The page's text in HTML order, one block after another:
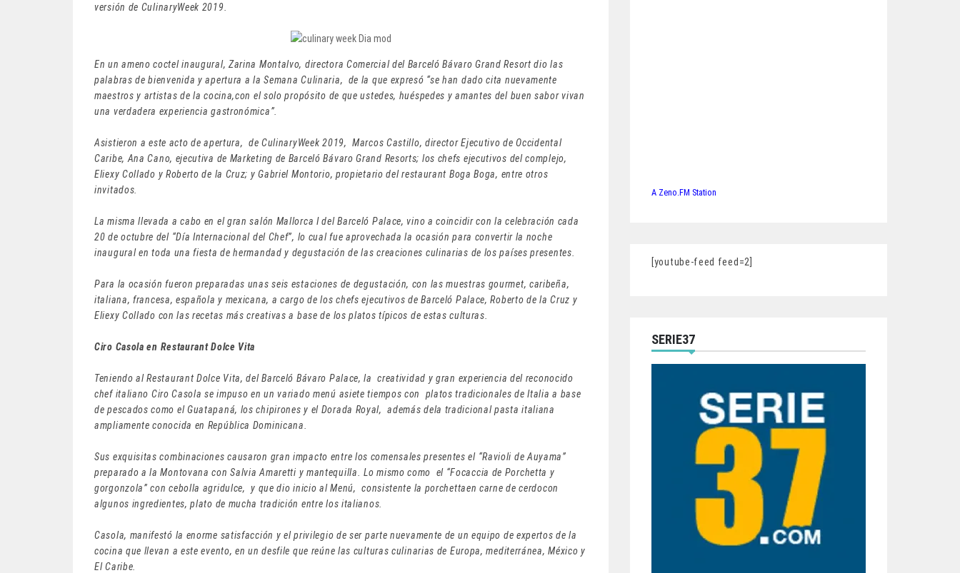
versión de CulinaryWeek 2019.
En un ameno coctel inaugural, Zarina Montalvo, directora Comercial del Barceló Bávaro Grand Resort dio las
palabras de bienvenida y apertura a la Semana Culinaria, de la que expresó “se han dado cita nuevamente
maestros y artistas de la cocina,con el solo propósito de que ustedes, huéspedes y amantes del buen sabor vivan
una verdadera experiencia gastronómica”.
Asistieron a este acto de apertura, de CulinaryWeek 2019, Marcos Castillo, director Ejecutivo de Occidental
Caribe, Ana Cano, ejecutiva de Marketing de Barceló Bávaro Grand Resorts; los chefs ejecutivos del complejo,
Eliexy Collado y Roberto de la Cruz; y Gabriel Montorio, propietario del restaurant Boga Boga, entre otros
invitados.
La misma llevada a cabo en el gran salón Mallorca I del Barceló Palace, vino a coincidir con la celebración cada
20 de octubre del “Día Internacional del Chef”, lo cual fue aprovechada la ocasión para convertir la noche
inaugural en toda una fiesta de hermandad y degustación de las creaciones culinarias de los países presentes.
Para la ocasión fueron preparadas unas seis estaciones de degustación, con las muestras gourmet, caribeña,
italiana, francesa, española y mexicana, a cargo de los chefs ejecutivos de Barceló Palace, Roberto de la Cruz y
Eliexy Collado con las recetas más creativas a base de los platos típicos de estas culturas.
Ciro Casola en Restaurant Dolce Vita
Teniendo al Restaurant Dolce Vita, del Barceló Bávaro Palace, la creatividad y gran experiencia del reconocido
chef italiano Ciro Casola se impuso en un variado menú asiete tiempos con platos tradicionales de Italia a base
de pescados como el Guatapaná, los chipirones y el Dorada Royal, además dela tradicional pasta italiana
ampliamente conocida en República Dominicana.
Sus exquisitas combinaciones causaron gran impacto entre los comensales presentes el “Ravioli de Auyama”
preparado a la Montovana con Salvia Amaretti y mantequilla. Lo mismo como el “Focaccia de Porchetta y
gorgonzola” con cebolla agridulce, y que dio inicio al Menú, consistente la porchettaen carne de cerdocon
algunos ingredientes, plato de mucha tradición entre los italianos.
Casola, manifestó la enorme satisfacción y el privilegio de ser parte nuevamente de un equipo de expertos de la
cocina que llevan a este evento, en un desfile que reúne las culturas culinarias de Europa, mediterránea, México y
El Caribe.
A Zeno.FM Station
[youtube-feed feed=2]
SERIE37